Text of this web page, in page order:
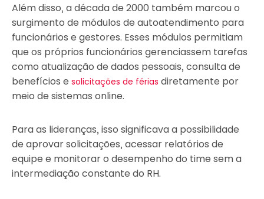
Além disso, a década de 2000 também marcou o
surgimento de módulos de autoatendimento para
funcionários e gestores. Esses módulos permitiam
que os próprios funcionários gerenciassem tarefas
como atualização de dados pessoais, consulta de
benefícios e solicitações de férias diretamente por
meio de sistemas online.
Para as lideranças, isso significava a possibilidade
de aprovar solicitações, acessar relatórios de
equipe e monitorar o desempenho do time sem a
intermediação constante do RH.